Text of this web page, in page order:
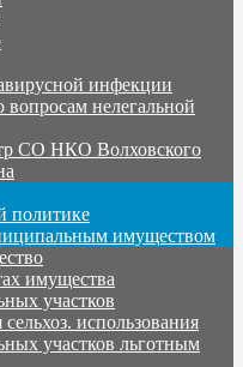
инфекции
нелегальной
СО НКО Волховского
имуществом
имущества
участков
использования
участков льготным